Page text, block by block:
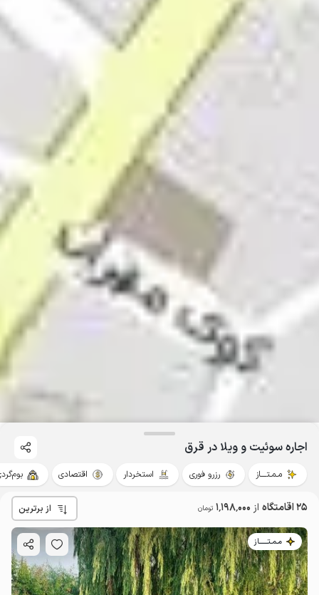
اجاره سوئیت و ویلا در قرق
مـمـتــــاز رزرو فوری استخردار اقتصادی
25 اقامتگاه از 1٬198٬000 تومان از برترین
مـمـتــــــاز